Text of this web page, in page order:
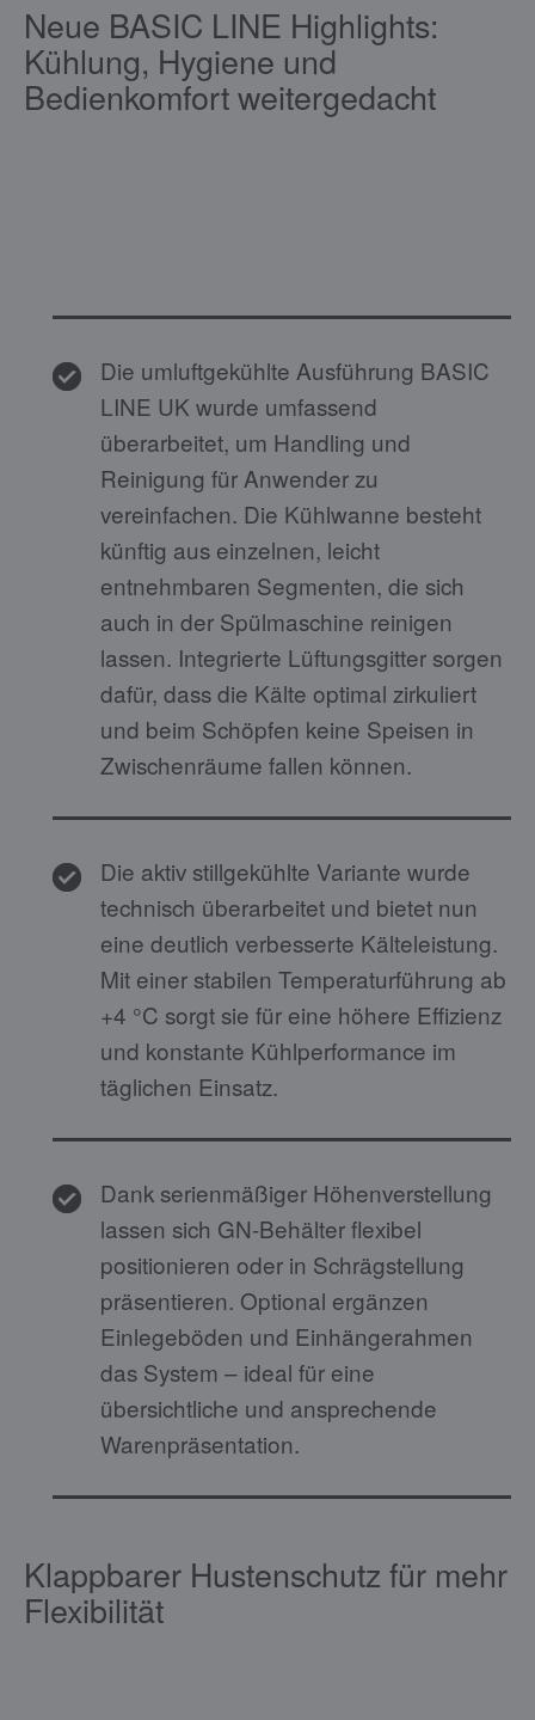
Neue BASIC LINE Highlights:
Kühlung, Hygiene und
Bedienkomfort weitergedacht
Die umluftgekühlte Ausführung BASIC
LINE UK wurde umfassend
überarbeitet, um Handling und
Reinigung für Anwender zu
vereinfachen. Die Kühlwanne besteht
künftig aus einzelnen, leicht
entnehmbaren Segmenten, die sich
auch in der Spülmaschine reinigen
lassen. Integrierte Lüftungsgitter sorgen
dafür, dass die Kälte optimal zirkuliert
und beim Schöpfen keine Speisen in
Zwischenräume fallen können.
Die aktiv stillgekühlte Variante wurde
technisch überarbeitet und bietet nun
eine deutlich verbesserte Kälteleistung.
Mit einer stabilen Temperaturführung ab
+4 °C sorgt sie für eine höhere Effizienz
und konstante Kühlperformance im
täglichen Einsatz.
Dank serienmäßiger Höhenverstellung
lassen sich GN-Behälter flexibel
positionieren oder in Schrägstellung
präsentieren. Optional ergänzen
Einlegeböden und Einhängerahmen
das System – ideal für eine
übersichtliche und ansprechende
Warenpräsentation.
Klappbarer Hustenschutz für mehr
Flexibilität